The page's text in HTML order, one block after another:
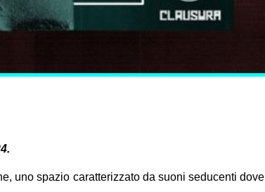
uno spazio caratterizzato da suoni seducenti dove